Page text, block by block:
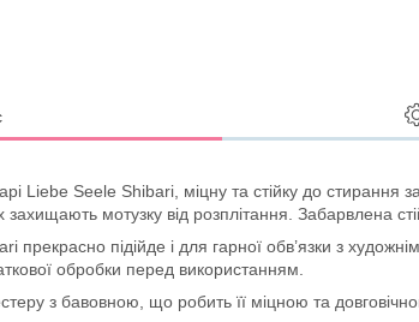
Liebe Seele Shibari, міцну та стійку до стирання
захищають мотузку від розплітання. Забарвлена
підійде і для гарної обв’язки з
обробки перед використанням.
з бавовною, що робить її міцною та